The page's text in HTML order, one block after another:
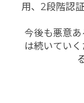
用、2段階認
今後も悪意
は続いてい